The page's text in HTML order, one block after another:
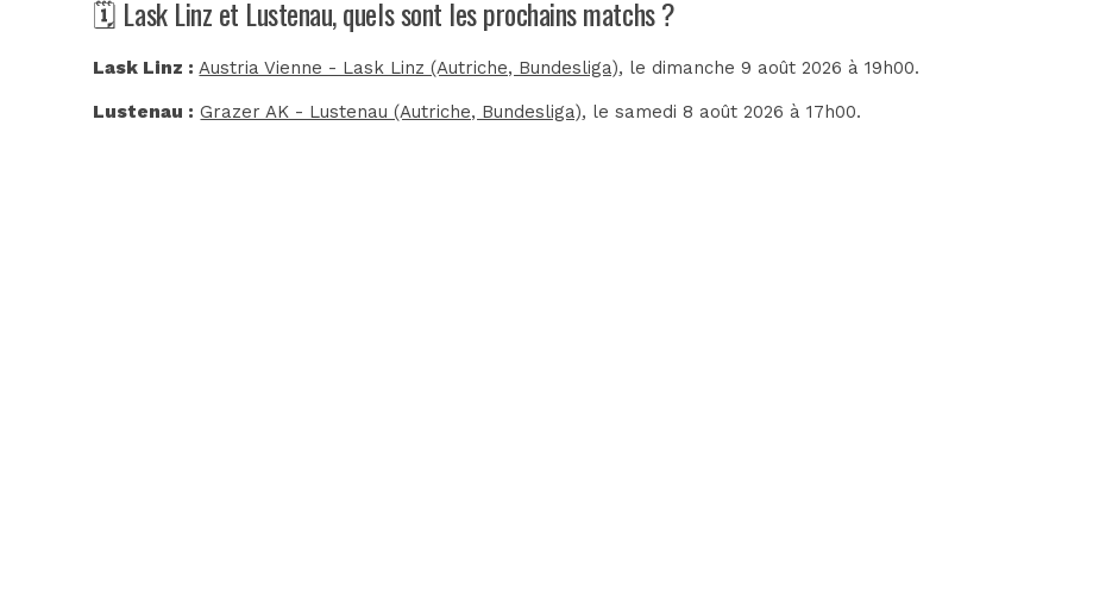
🗓️ Lask Linz et Lustenau, quels sont les prochains matchs ?
Lask Linz : Austria Vienne - Lask Linz (Autriche, Bundesliga), le dimanche 9 août 2026 à 19h00.
Lustenau : Grazer AK - Lustenau (Autriche, Bundesliga), le samedi 8 août 2026 à 17h00.